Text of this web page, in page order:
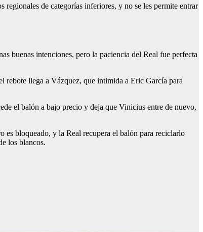
regionales de categorías inferiores, y no se les permite entrar
buenas intenciones, pero la paciencia del Real fue perfecta
rebote llega a Vázquez, que intimida a Eric García para
el balón a bajo precio y deja que Vinicius entre de nuevo,
es bloqueado, y la Real recupera el balón para reciclarlo
los blancos.